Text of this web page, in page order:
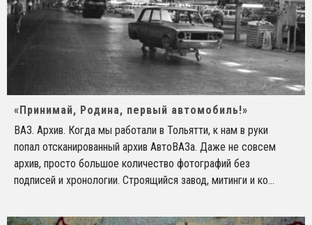
«Принимай, Родина, первый автомобиль!»
ВАЗ. Архив. Когда мы работали в Тольятти, к нам в руки
попал отсканированный архив АвтоВАЗа. Даже не совсем
архив, просто большое количество фотографий без
подписей и хронологии. Строящийся завод, митинги и ко...